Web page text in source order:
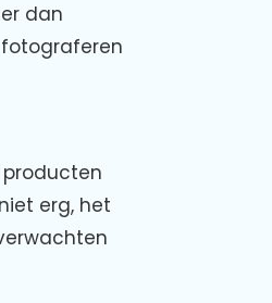
dan
producten
erg, het